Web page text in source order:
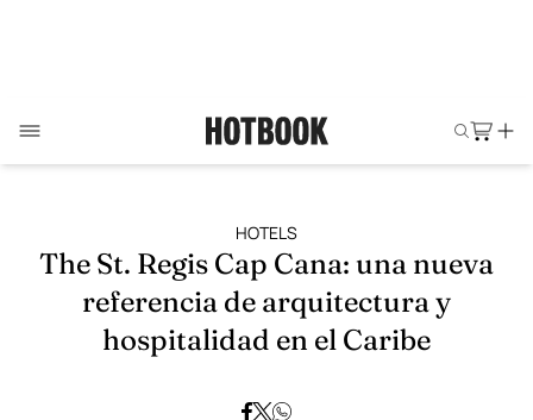
HOTELS
The St. Regis Cap Cana: una nueva
referencia de arquitectura y
hospitalidad en el Caribe